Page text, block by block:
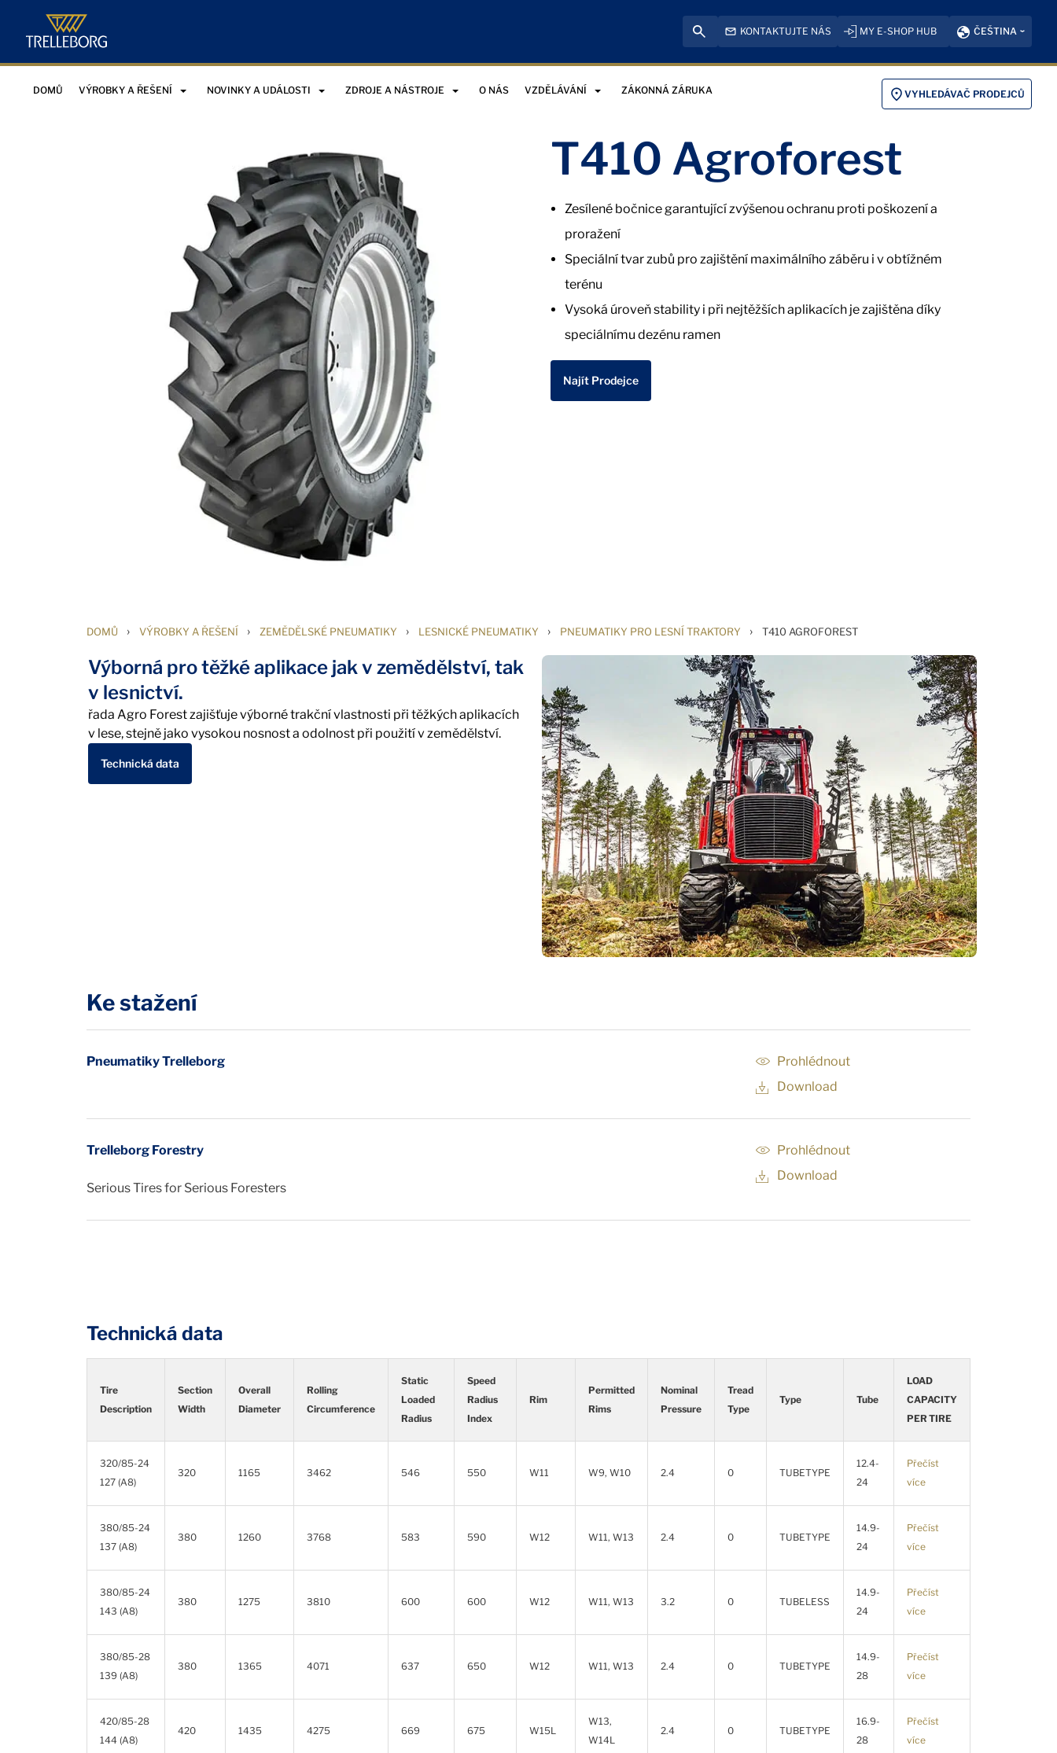
KONTAKTUJTE NÁS MY E-SHOP HUB ČEŠTINA
DOMŮ VÝROBKY A ŘEŠENÍ NOVINKY A UDÁLOSTI ZDROJE A NÁSTROJE O NÁS VZDĚLÁVÁNÍ ZÁKONNÁ ZÁRUKA VYHLEDÁVAČ PRODEJCŮ
T410 Agroforest
Zesílené bočnice garantující zvýšenou ochranu proti poškození a
proražení
Speciální tvar zubů pro zajištění maximálního záběru i v obtížném
terénu
Vysoká úroveň stability i při nejtěžších aplikacích je zajištěna díky
speciálnímu dezénu ramen
Najít Prodejce
DOMŮ › VÝROBKY A ŘEŠENÍ › ZEMĚDĚLSKÉ PNEUMATIKY › LESNICKÉ PNEUMATIKY › PNEUMATIKY PRO LESNÍ TRAKTORY › T410 AGROFOREST
Výborná pro těžké aplikace jak v zemědělství, tak
v lesnictví.
řada Agro Forest zajišťuje výborné trakční vlastnosti při těžkých aplikacích
v lese, stejně jako vysokou nosnost a odolnost při použití v zemědělství.
Technická data
Ke stažení
Pneumatiky Trelleborg
Prohlédnout
Download
Trelleborg Forestry
Serious Tires for Serious Foresters
Prohlédnout
Download
Technická data
Tire
Description
Section
Width
Overall
Diameter
Rolling
Circumference
Static
Loaded
Radius
Speed
Radius
Index
Rim
Permitted
Rims
Nominal
Pressure
Tread
Type
Type Tube
LOAD
CAPACITY
PER TIRE
320/85-24
127 (A8)
320 1165 3462 546 550 W11 W9, W10 2.4 0 TUBETYPE
12.4-
24
Přečíst
více
380/85-24
137 (A8)
380 1260 3768 583 590 W12 W11, W13 2.4 0 TUBETYPE
14.9-
24
Přečíst
více
380/85-24
143 (A8)
380 1275 3810 600 600 W12 W11, W13 3.2 0 TUBELESS
14.9-
24
Přečíst
více
380/85-28
139 (A8)
380 1365 4071 637 650 W12 W11, W13 2.4 0 TUBETYPE
14.9-
28
Přečíst
více
420/85-28
144 (A8)
420 1435 4275 669 675 W15L
W13,
W14L
2.4 0 TUBETYPE
16.9-
28
Přečíst
více